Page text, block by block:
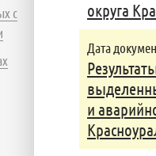
округа
Дата
и
с